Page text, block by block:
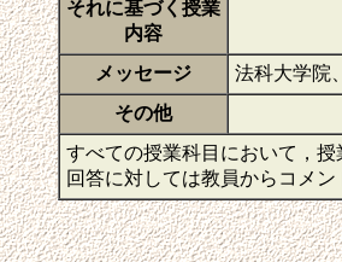
それに基づく授業
内容
メッセージ
法科大学院
その他
すべての授業科目において，
回答に対しては教員からコメ